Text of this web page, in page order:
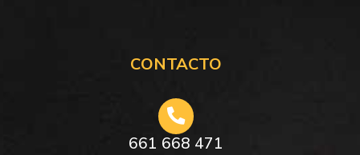
CONTACTO
661 668 471